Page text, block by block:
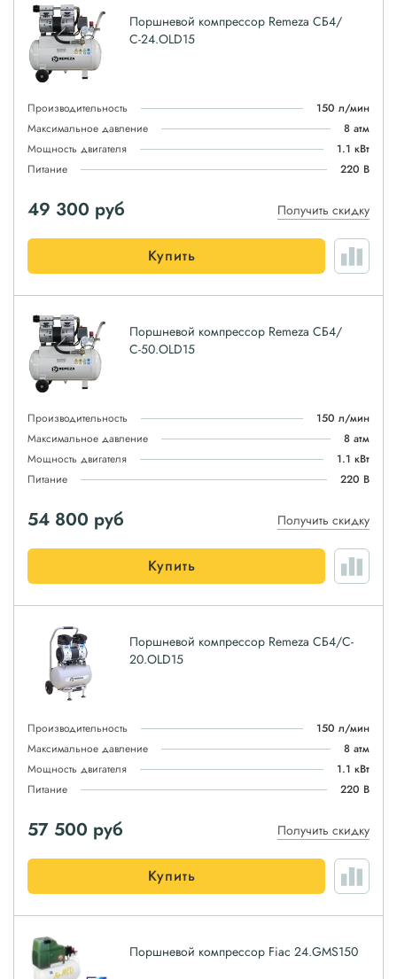
Поршневой компрессор Remeza СБ4/
С-24.OLD15
Производительность
150 л/мин
Максимальное давление
8 атм
Мощность двигателя
1.1 кВт
Питание
220 В
49 300 руб Получить скидку
Купить
Поршневой компрессор Remeza СБ4/
С-50.OLD15
Производительность
150 л/мин
Максимальное давление
8 атм
Мощность двигателя
1.1 кВт
Питание
220 В
54 800 руб Получить скидку
Купить
Поршневой компрессор Remeza СБ4/C-
20.OLD15
Производительность
150 л/мин
Максимальное давление
8 атм
Мощность двигателя
1.1 кВт
Питание
220 В
57 500 руб Получить скидку
Купить
Поршневой компрессор Fiac 24.GMS150